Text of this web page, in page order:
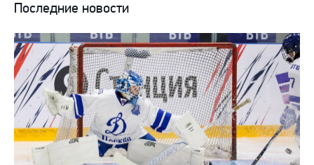
Последние новости